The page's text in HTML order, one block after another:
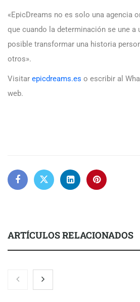
«EpicDreams no es solo una agencia
que cuando la determinación se une a
posible transformar una historia
otros».
Visitar epicdreams.es o escribir al
web.
ARTÍCULOS RELACIONADOS
Nicols presenta seis modelos de anillos
eclipse solar del 12 de agosto